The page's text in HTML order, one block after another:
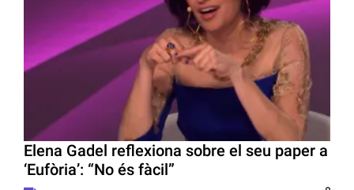
Elena Gadel reflexiona sobre el seu paper a
‘Eufòria’: “No és fàcil”